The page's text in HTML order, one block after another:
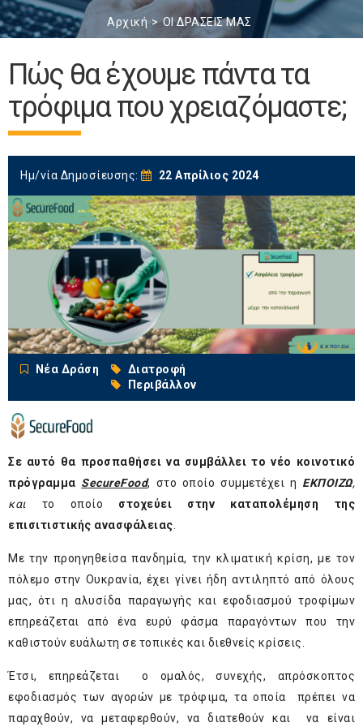
Αρχική ΟΙ ΔΡΑΣΕΙΣ ΜΑΣ
Πώς θα έχουμε πάντα τα
τρόφιμα που χρειαζόμαστε;
Ημ/νία Δημοσίευσης: 22 Απρίλιος 2024
Νέα Δράση
Διατροφή
Περιβάλλον
Σε αυτό θα προσπαθήσει να συμβάλλει το νέο κοινοτικό
πρόγραμμα SecureFood, στο οποίο συμμετέχει η ΕΚΠΟΙΖΩ,
και το οποίο στοχεύει στην καταπολέμηση της
επισιτιστικής ανασφάλειας
Με την προηγηθείσα πανδημία, την κλιματική κρίση, με τον
πόλεμο στην Ουκρανία, έχει γίνει ήδη αντιληπτό από όλους
μας, ότι η αλυσίδα παραγωγής και εφοδιασμού τροφίμων
επηρεάζεται από ένα ευρύ φάσμα παραγόντων που την
καθιστούν ευάλωτη σε τοπικές και διεθνείς κρίσεις.
Έτσι, επηρεάζεται
ο ομαλός, συνεχής, απρόσκοπτος
εφοδιασμός των αγορών με τρόφιμα, τα οποία πρέπει να
παραχθούν, να μεταφερθούν, να διατεθούν και να είναι